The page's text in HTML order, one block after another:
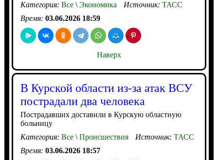
Категория: Все\Экономика Источник: ТАСС
Время: 03.06.2026 18:59
Наверх
В Курской области из-за атак ВСУ
пострадали два человека
Пострадавших доставили в Курскую областную
больницу
Категория: Все\Происшествия Источник: ТАСС
Время: 03.06.2026 18:57